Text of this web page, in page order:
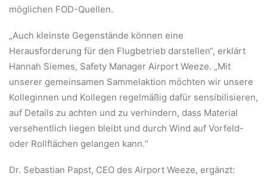
möglichen FOD-Quellen.
„Auch kleinste Gegenstände können eine
Herausforderung für den Flugbetrieb darstellen“, erklärt
Hannah Siemes, Safety Manager Airport Weeze. „Mit
unserer gemeinsamen Sammelaktion möchten wir unsere
Kolleginnen und Kollegen regelmäßig dafür sensibilisieren,
auf Details zu achten und zu verhindern, dass Material
versehentlich liegen bleibt und durch Wind auf Vorfeld-
oder Rollflächen gelangen kann.“
Dr. Sebastian Papst, CEO des Airport Weeze, ergänzt: